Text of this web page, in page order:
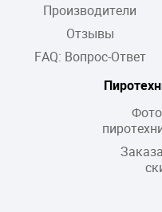
Производители
Отзывы
FAQ: Вопрос-Ответ